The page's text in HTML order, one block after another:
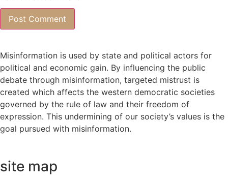
Misinformation is used by state and political actors for
political and economic gain. By influencing the public
debate through misinformation, targeted mistrust is
created which affects the western democratic societies
governed by the rule of law and their freedom of
expression. This undermining of our society’s values ​​is the
goal pursued with misinformation.
site map